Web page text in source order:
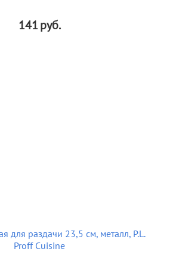
141руб.
для раздачи 23,5 см, металл, P.L.
Proff Cuisine